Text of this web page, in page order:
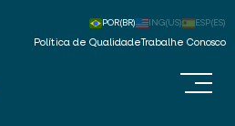
Política de Qualidade Trabalhe Conosco
POR(BR) ING(US) ESP(ES)